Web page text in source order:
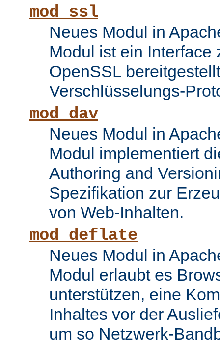
mod_ssl
Neues Modul in
Modul ist ein Interface
OpenSSL
Verschlüsselungs-
mod_dav
Neues Modul in
Modul implementiert
Authoring and
Spezifikation zur
von Web-Inhalten.
mod_deflate
Neues Modul in
Modul erlaubt es
unterstützen, eine
Inhaltes vor der
um so Netzwerk-